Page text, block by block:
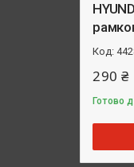
290 ₴
Готово